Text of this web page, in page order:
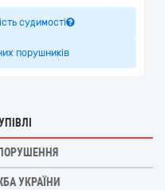
судимості
порушників
УКРАЇНИ